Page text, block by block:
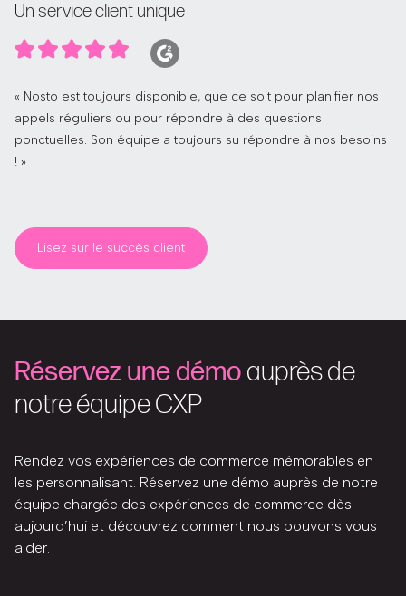
Un service client unique
« Nosto est toujours disponible, que ce soit pour planifier nos
appels réguliers ou pour répondre à des questions
ponctuelles. Son équipe a toujours su répondre à nos besoins
! »
Lisez sur le succès client
Réservez une démoauprès de
notre équipe CXP
Rendez vos expériences de commerce mémorables en
les personnalisant. Réservez une démo auprès de notre
équipe chargée des expériences de commerce dès
aujourd’hui et découvrez comment nous pouvons vous
aider.